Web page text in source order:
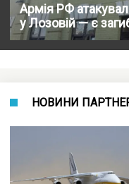
Армія РФ
у Лозовій — є
НОВИНИ